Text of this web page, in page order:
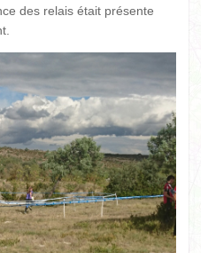
des relais était présente